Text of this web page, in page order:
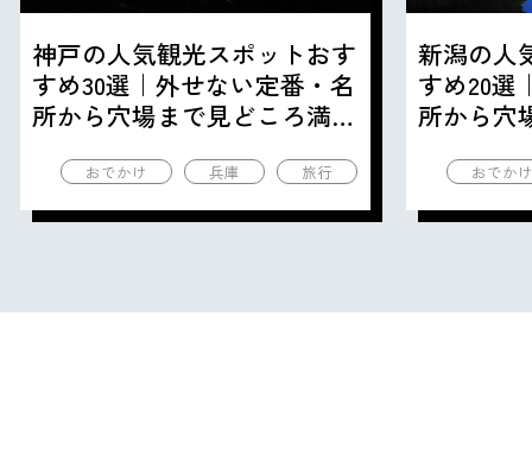
神戸の人気観光スポットおす
すめ30選｜外せない定番・名
所から穴場まで見どころ満載
おでかけ 兵庫 旅行
新潟の人
すめ20選
所から穴
おでか